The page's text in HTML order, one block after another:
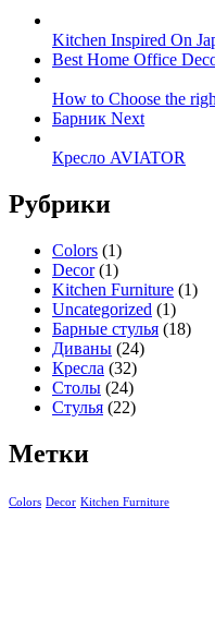
Kitchen Inspired On
Best Home Office
How to Choose the
Барник Next
Кресло AVIATOR
Рубрики
Colors (1)
Decor(1)
Kitchen Furniture (1)
Uncategorized (1)
Барные стулья (18)
Диваны (24)
Кресла (32)
Столы (24)
Стулья (22)
Метки
Colors Decor Kitchen Furniture